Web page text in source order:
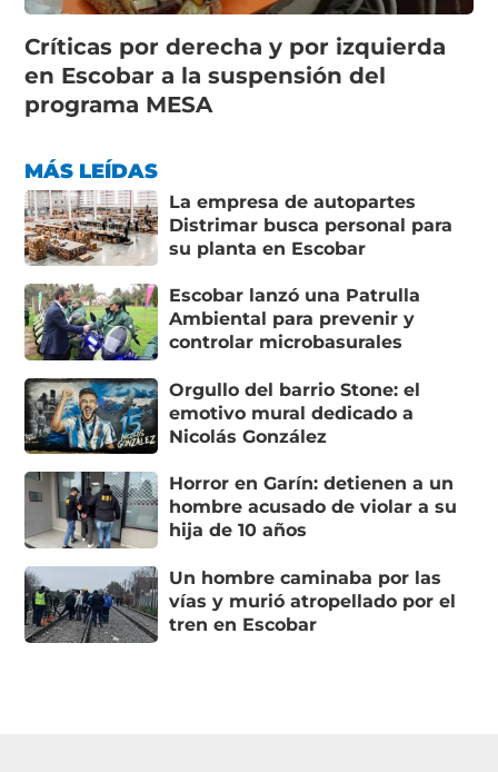
Críticas por derecha y por izquierda
en Escobar a la suspensión del
programa MESA
MÁS LEÍDAS
La empresa de autopartes
Distrimar busca personal para
su planta en Escobar
Escobar lanzó una Patrulla
Ambiental para prevenir y
controlar microbasurales
Orgullo del barrio Stone: el
emotivo mural dedicado a
Nicolás González
Horror en Garín: detienen a un
hombre acusado de violar a su
hija de 10 años
Un hombre caminaba por las
vías y murió atropellado por el
tren en Escobar